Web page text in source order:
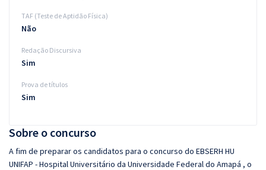
Sobre o concurso
A fim de preparar os candidatos para o concurso do EBSERH HU
UNIFAP - Hospital Universitário da Universidade Federal do Amapá , o
TAF (Teste de Aptidão Física)
Não
Redação Discursiva
Sim
Prova de títulos
Sim